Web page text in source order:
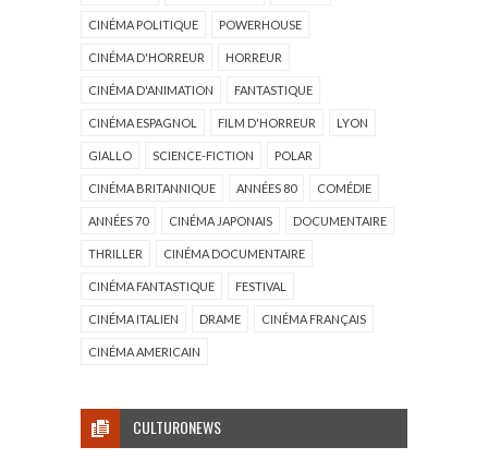
CINÉMA POLITIQUE POWERHOUSE
CINÉMA D'HORREUR HORREUR
CINÉMA D'ANIMATION FANTASTIQUE
CINÉMA ESPAGNOL FILM D'HORREUR LYON
GIALLO SCIENCE-FICTION POLAR
CINÉMA BRITANNIQUE ANNÉES 80 COMÉDIE
ANNÉES 70 CINÉMA JAPONAIS DOCUMENTAIRE
THRILLER CINÉMA DOCUMENTAIRE
CINÉMA FANTASTIQUE FESTIVAL
CINÉMA ITALIEN DRAME CINÉMA FRANÇAIS
CINÉMA AMERICAIN
CULTURONEWS